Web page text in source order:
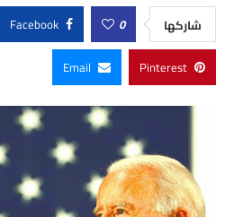
شاركها 0
Facebook
Pinterest
Email